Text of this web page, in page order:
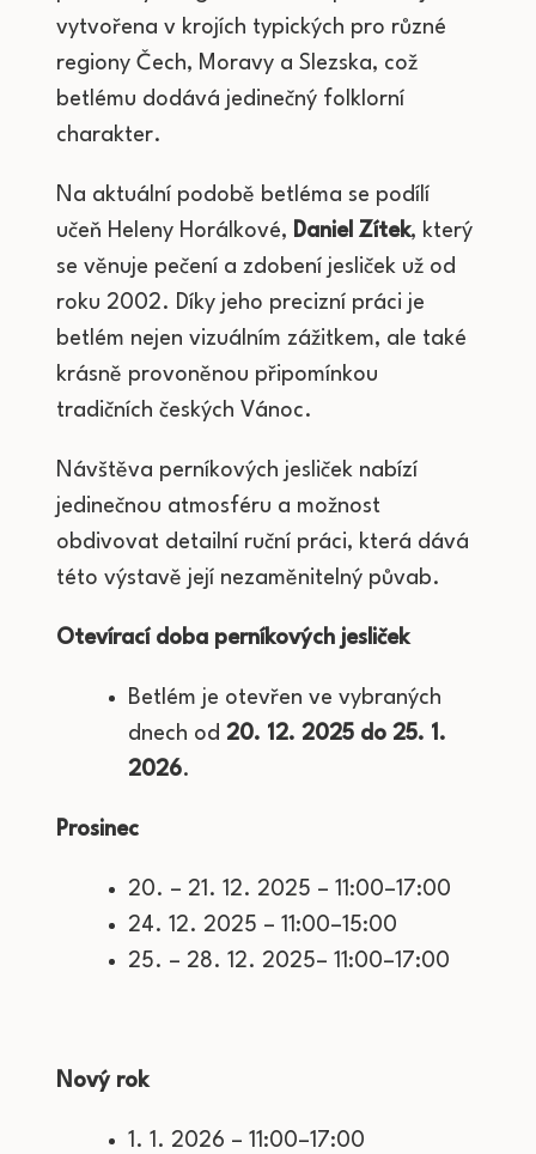
vytvořena v krojích typických pro různé
regiony Čech, Moravy a Slezska, což
betlému dodává jedinečný folklorní
charakter.
Na aktuální podobě betléma se podílí
učeň Heleny Horálkové, Daniel Zítek, který
se věnuje pečení a zdobení jesliček už od
roku 2002. Díky jeho precizní práci je
betlém nejen vizuálním zážitkem, ale také
krásně provoněnou připomínkou
tradičních českých Vánoc.
Návštěva perníkových jesliček nabízí
jedinečnou atmosféru a možnost
obdivovat detailní ruční práci, která dává
této výstavě její nezaměnitelný půvab.
Otevírací doba perníkových jesliček
Betlém je otevřen ve vybraných
dnech od20. 12. 2025 do 25. 1.
2026.
Prosinec
20. – 21. 12. 2025 – 11:00–17:00
24. 12. 2025 – 11:00–15:00
25. – 28. 12. 2025– 11:00–17:00
Nový rok
1. 1. 2026 – 11:00–17:00